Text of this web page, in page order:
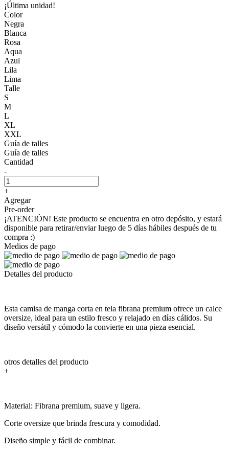
¡Última unidad!
Color
Negra
Blanca
Rosa
Aqua
Azul
Lila
Lima
Talle
S
M
L
XL
XXL
Guía de talles
Guía de talles
Cantidad
-
+
Agregar
Pre-order
¡ATENCIÓN! Este producto se encuentra en otro depósito, y estará
disponible para retirar/enviar luego de 5 días hábiles después de tu
compra :)
Medios de pago
Detalles del producto
Esta camisa de manga corta en tela fibrana premium ofrece un calce
oversize, ideal para un estilo fresco y relajado en días cálidos. Su
diseño versátil y cómodo la convierte en una pieza esencial.
otros detalles del producto
+
Material: Fibrana premium, suave y ligera.
Corte oversize que brinda frescura y comodidad.
Diseño simple y fácil de combinar.